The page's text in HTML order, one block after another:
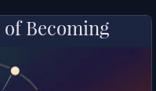
Becoming